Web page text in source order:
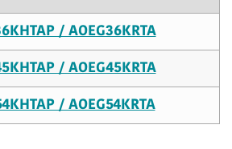
/ AOEG36KRTA
/ AOEG45KRTA
/ AOEG54KRTA